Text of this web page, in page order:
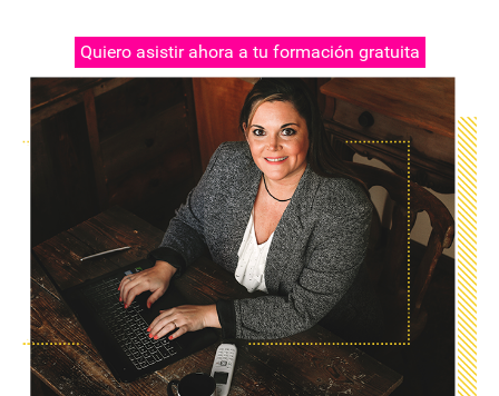
Quiero asistir ahora a tu formación gratuita